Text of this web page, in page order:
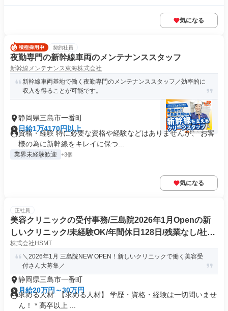
気になる
契約社員
夜勤専門の新幹線車両のメンテナンススタッフ
新幹線メンテナンス東海株式会社
新幹線車両基地で働く夜勤専門のメンテナンススタッフ／効率的に
収入を得ることが可能です。
静岡県三島市一番町
日給1万4170円以上
資格・経験 特に必要な資格や経験などはありませんが、 お客
様の為に新幹線をキレイに保つ...
業界未経験歓迎 +3個
気になる
正社員
美容クリニックの受付事務/三島院2026年1月Openの新
しいクリニック/未経験OK/年間休日128日/残業なし/社割
50%OFF
株式会社HSMT
＼2026年1月 三島院NEW OPEN！新しいクリニックで働く美容受
付さん大募集／
静岡県三島市一番町
月給20万円～30万円
求める人材: 【求める人材】 学歴・資格・経験は一切問いませ
ん！ * 高卒以上 ...